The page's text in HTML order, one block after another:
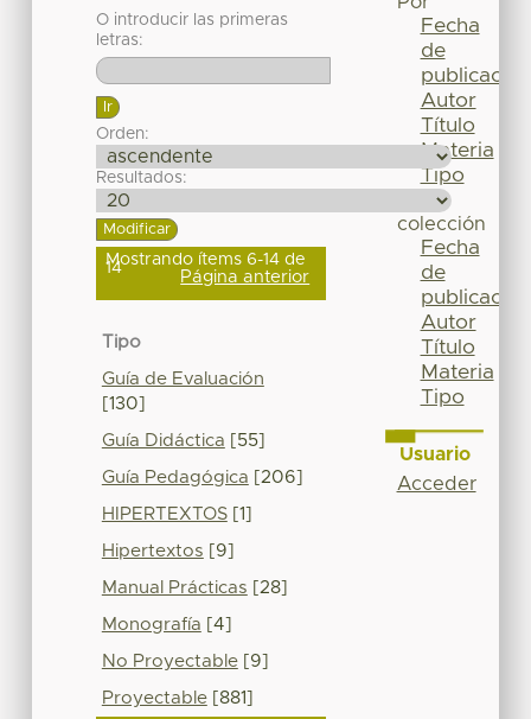
O introducir las primeras
letras:
Orden:
Resultados:
Mostrando ítems 6-14 de
14 Página anterior
Tipo
Guía de Evaluación
[130]
Guía Didáctica [55]
Guía Pedagógica [206]
HIPERTEXTOS[1]
Hipertextos [9]
Manual Prácticas [28]
Monografía [4]
No Proyectable[9]
Proyectable[881]
Fecha
de
publicación
Autor
Título
Materia
Tipo
colección
Fecha
de
publicación
Autor
Título
Materia
Tipo
Usuario
Acceder